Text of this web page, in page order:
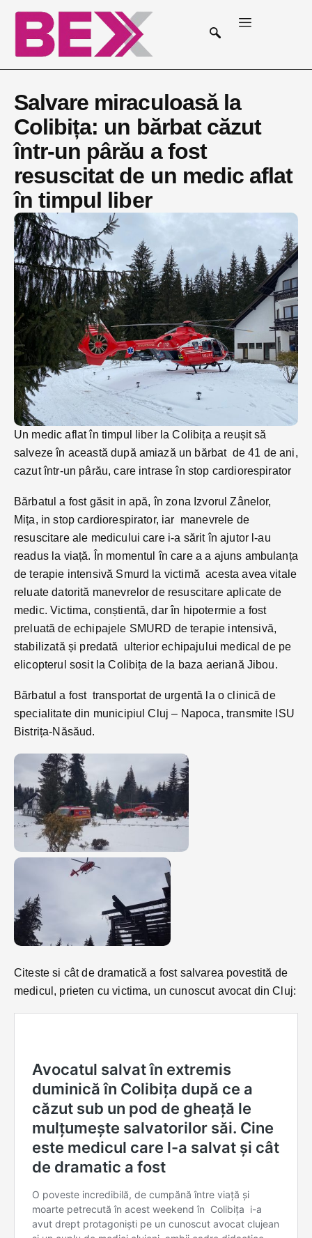
Salvare miraculoasă la
Colibița: un bărbat căzut
într-un pârău a fost
resuscitat de un medic aflat
în timpul liber
Un medic aflat în timpul liber la Colibița a reușit să
salveze în această după amiază un bărbat de 41 de ani,
cazut într-un pârău, care intrase în stop cardiorespirator
Bărbatul a fost găsit in apă, în zona Izvorul Zânelor,
Mița, in stop cardiorespirator, iar manevrele de
resuscitare ale medicului care i-a sărit în ajutor l-au
readus la viață. În momentul în care a a ajuns ambulanța
de terapie intensivă Smurd la victimă acesta avea vitale
reluate datorită manevrelor de resuscitare aplicate de
medic. Victima, conștientă, dar în hipotermie a fost
preluată de echipajele SMURD de terapie intensivă,
stabilizată și predată ulterior echipajului medical de pe
elicopterul sosit la Colibița de la baza aeriană Jibou.
Bărbatul a fost transportat de urgentă la o clinică de
specialitate din municipiul Cluj – Napoca, transmite ISU
Bistrița-Năsăud.
Citeste si cât de dramatică a fost salvarea povestită de
medicul, prieten cu victima, un cunoscut avocat din Cluj: